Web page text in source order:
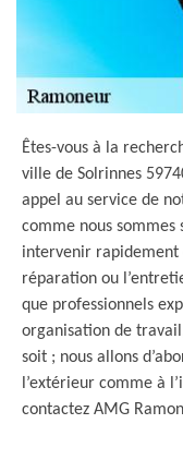
Êtes-vous à la
ville de Solrinnes
appel au service de
comme nous sommes
intervenir rapidement
réparation ou
que professionnels
organisation de
soit ; nous allons
l’extérieur comme à
contactez AMG